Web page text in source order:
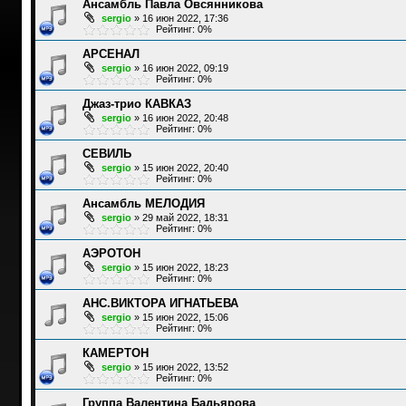
Ансамбль Павла Овсянникова
sergio» 16 июн 2022, 17:36
Рейтинг: 0%
АРСЕНАЛ
sergio» 16 июн 2022, 09:19
Рейтинг: 0%
Джаз-трио КАВКАЗ
sergio» 16 июн 2022, 20:48
Рейтинг: 0%
СЕВИЛЬ
sergio» 15 июн 2022, 20:40
Рейтинг: 0%
Ансамбль МЕЛОДИЯ
sergio» 29 май 2022, 18:31
Рейтинг: 0%
АЭРОТОН
sergio» 15 июн 2022, 18:23
Рейтинг: 0%
АНС.ВИКТОРА ИГНАТЬЕВА
sergio» 15 июн 2022, 15:06
Рейтинг: 0%
КАМЕРТОН
sergio» 15 июн 2022, 13:52
Рейтинг: 0%
Группа Валентина Бадьярова